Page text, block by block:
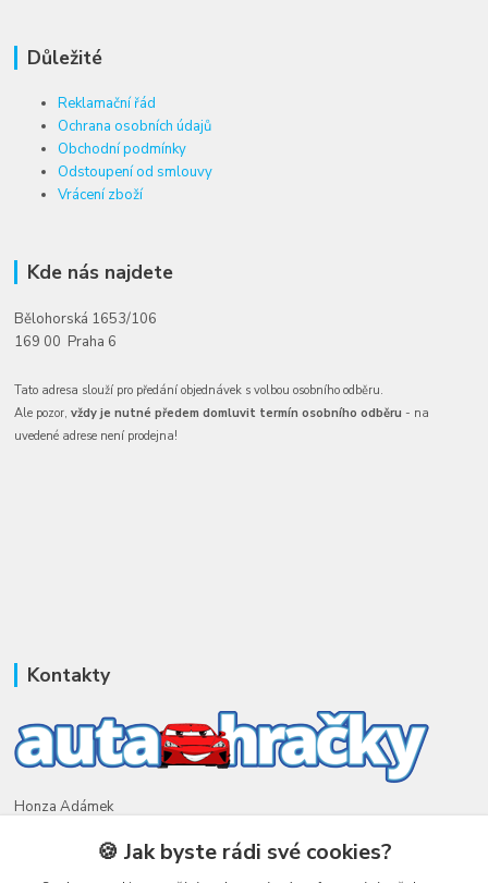
Důležité
Reklamační řád
Ochrana osobních údajů
Obchodní podmínky
Odstoupení od smlouvy
Vrácení zboží
Kde nás najdete
Bělohorská 1653/106
169 00 Praha 6
Tato adresa slouží pro předání objednávek s volbou osobního odběru.
Ale pozor,vždy je nutné předem domluvit termín osobního odběru - na
uvedené adrese není prodejna!
Kontakty
Honza Adámek
(Po-Ne, 9-21 hod.)🍪 Jak byste rádi své cookies?